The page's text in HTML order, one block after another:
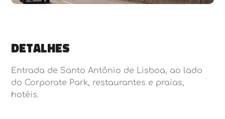
Detalhes
Entrada de Santo Antônio de Lisboa, ao lado
do Corporate Park, restaurantes e praias,
hotéis.